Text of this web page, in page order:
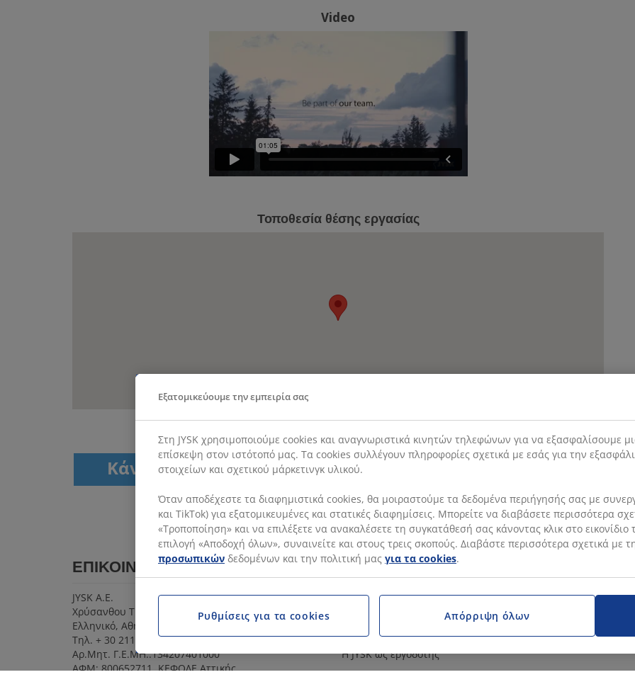
Video
Τοποθεσία θέσης εργασίας
Κάνε Αίτηση Σύσταση φίλου
ΕΠΙΚΟΙΝΩΝΙΑ
JYSK Α.Ε.
Χρύσανθου Τραπεζούντος 29 & Αθανασίου Διάκου
Ελληνικό, Αθήνα 167 77
Τηλ. + 30 2111 089 800
Αρ.Μητ. Γ.Ε.ΜΗ.:134207401000
ΑΦΜ: 800652711, ΚΕΦΟΔΕ Αττικής
ΚΑΤΗΓΟΡΙΕΣ
Landing Page for JCY
Κέντρο Εξυπηρέτησης Πελατών
Κεντρικά Γραφεία
Η JYSK ως εργοδότης
Εξατομικεύουμε την εμπειρία σας
Στη JYSK χρησιμοποιούμε cookies και αναγνωριστικά κινητών τηλεφώνων για να εξασφαλίσουμε
επίσκεψη στον ιστότοπό μας. Τα cookies συλλέγουν πληροφορίες σχετικά με εσάς για την
στοιχείων και σχετικού μάρκετινγκ υλικού.
Όταν αποδέχεστε τα διαφημιστικά cookies, θα μοιραστούμε τα δεδομένα περιήγησής σας με
και TikTok) για εξατομικευμένες και στατικές διαφημίσεις. Μπορείτε να διαβάσετε περισσότερα
«Τροποποίηση» και να επιλέξετε να ανακαλέσετε τη συγκατάθεσή σας κάνοντας κλικ στο
επιλογή «Αποδοχή όλων», συναινείτε και στους τρεις σκοπούς. Διαβάστε περισσότερα σχετικά με
προσωπικών δεδομένων και την πολιτική μας για τα cookies.
Ρυθμίσεις για τα cookies Απόρριψη όλων